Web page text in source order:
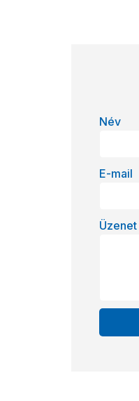
Név
E-mail
Üzenet